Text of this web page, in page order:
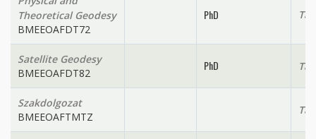
Theoretical Geodesy
BMEEOAFDT72
PhD
Satellite Geodesy
BMEEOAFDT82
PhD
Szakdolgozat
BMEEOAFTMTZ